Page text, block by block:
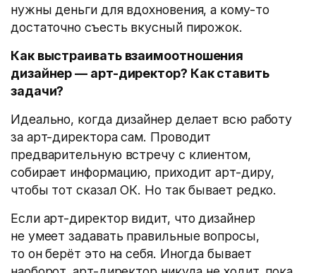
нужны деньги для вдохновения, а кому-то
достаточно съесть вкусный пирожок.
Как выстраивать взаимоотношения
дизайнер — арт-директор? Как ставить
задачи?
Идеально, когда дизайнер делает всю работу
за арт-директора сам. Проводит
предварительную встречу с клиентом,
собирает информацию, приходит арт-диру,
чтобы тот сказал ОК. Но так бывает редко.
Если арт-директор видит, что дизайнер
не умеет задавать правильные вопросы,
то он берёт это на себя. Иногда бывает